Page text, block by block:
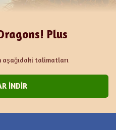
Plus
aşağıdaki talimatları
İNDİR